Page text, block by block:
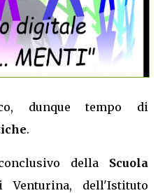
dunque tempo di
.
della Scuola
dell'Istituto